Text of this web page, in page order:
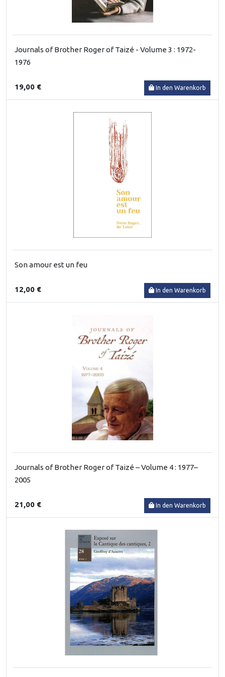
Journals of Brother Roger of Taizé - Volume 3 : 1972-
1976
19,00 € In den Warenkorb
Son amour est un feu
12,00 € In den Warenkorb
Journals of Brother Roger of Taizé – Volume 4 : 1977–
2005
21,00 € In den Warenkorb